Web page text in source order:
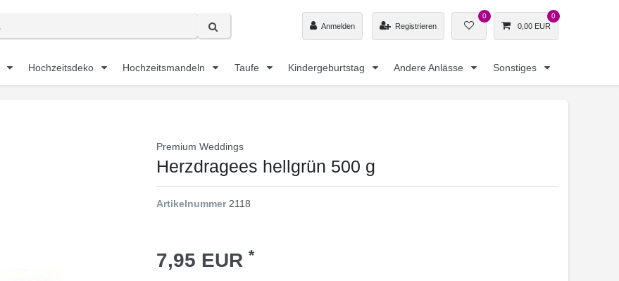
Anmelden Registrieren
0 0
0,00 EUR
Hochzeitsdeko Hochzeitsmandeln Taufe Kindergeburtstag Andere Anlässe Sonstiges
Premium Weddings
Herzdragees hellgrün 500 g
Artikelnummer 2118
7,95 EUR *